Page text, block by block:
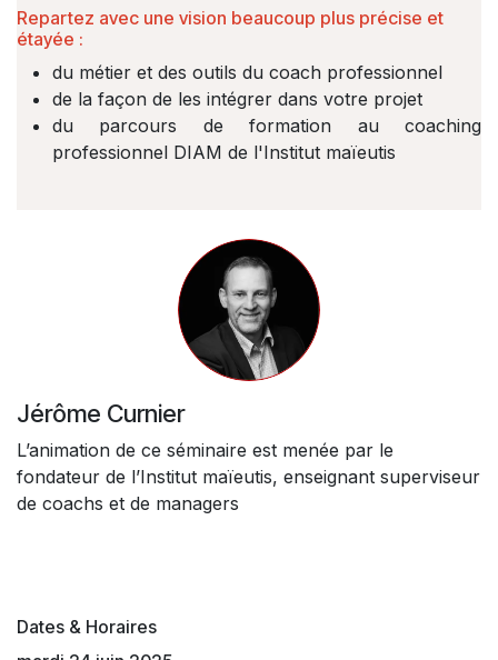
Repartez avec une vision beaucoup plus précise et
étayée :
du métier et des outils du coach professionnel
de la façon de les intégrer dans votre projet
du parcours de formation au coaching
professionnel DIAM de l'Institut maïeutis
Jérôme Curnier
L’animation de ce séminaire est menée par le
fondateur de l’Institut maïeutis, enseignant superviseur
de coachs et de managers
Dates & Horaires